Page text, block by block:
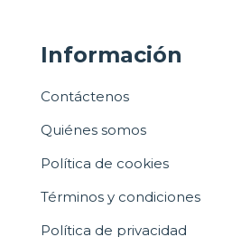
Información
Contáctenos
Quiénes somos
Política de cookies
Términos y condiciones
Política de privacidad